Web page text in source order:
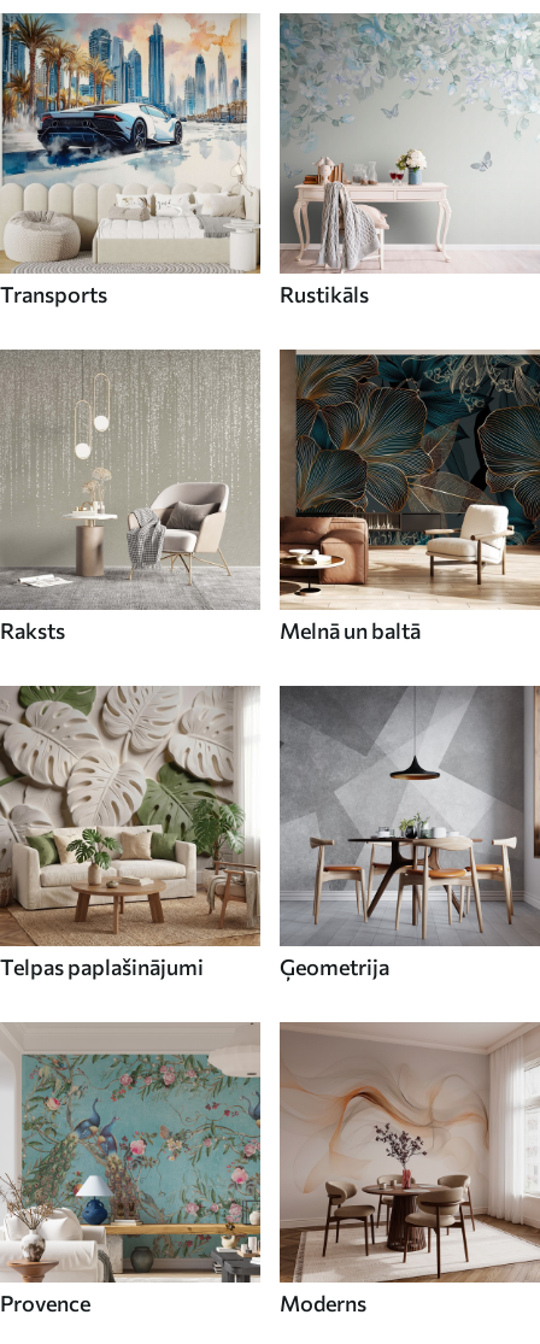
Transports Rustikāls
Raksts Melnā un baltā
Telpas paplašinājumi Ģeometrija
Provence Moderns